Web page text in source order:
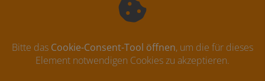
Bitte das Cookie-Consent-Tool öffnen, um die für dieses
Element notwendigen Cookies zu akzeptieren.